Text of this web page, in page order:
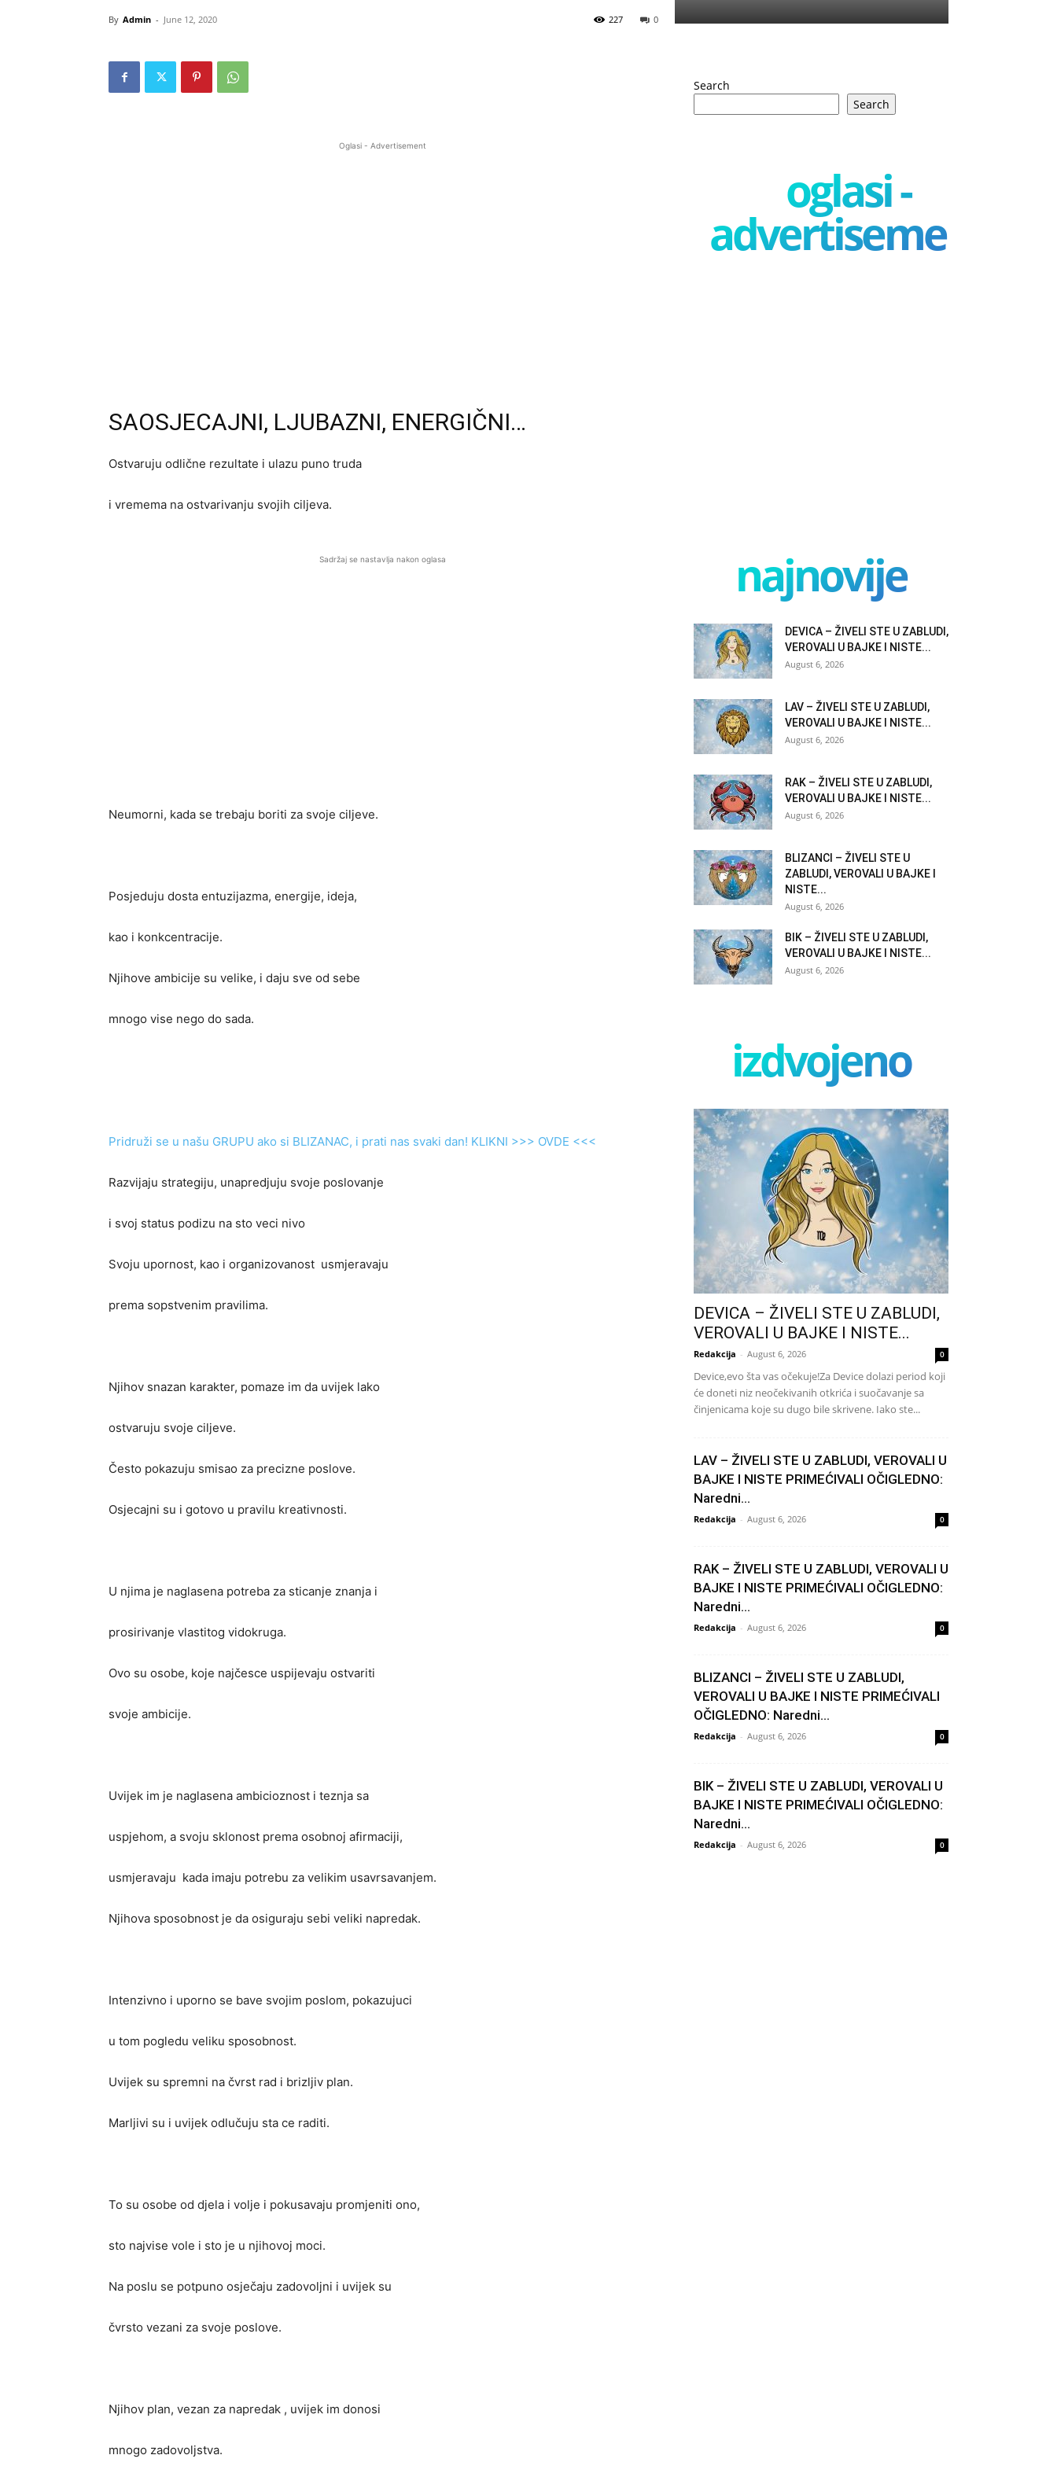
By Admin - June 12, 2020 0
227
Oglasi - Advertisement
SAOSJECAJNI, LJUBAZNI, ENERGIČNI…
Ostvaruju odlične rezultate i ulazu puno truda
i vremema na ostvarivanju svojih ciljeva.
Sadržaj se nastavlja nakon oglasa
Neumorni, kada se trebaju boriti za svoje ciljeve.
Posjeduju dosta entuzijazma, energije, ideja,
kao i konkcentracije.
Njihove ambicije su velike, i daju sve od sebe
mnogo vise nego do sada.
Pridruži se u našu GRUPU ako si BLIZANAC, i prati nas svaki dan! KLIKNI >>> OVDE <<<
Razvijaju strategiju, unapredjuju svoje poslovanje
i svoj status podizu na sto veci nivo
Svoju upornost, kao i organizovanost usmjeravaju
prema sopstvenim pravilima.
Njihov snazan karakter, pomaze im da uvijek lako
ostvaruju svoje ciljeve.
Često pokazuju smisao za precizne poslove.
Osjecajni su i gotovo u pravilu kreativnosti.
U njima je naglasena potreba za sticanje znanja i
prosirivanje vlastitog vidokruga.
Ovo su osobe, koje najčesce uspijevaju ostvariti
svoje ambicije.
Uvijek im je naglasena ambicioznost i teznja sa
uspjehom, a svoju sklonost prema osobnoj afirmaciji,
usmjeravaju kada imaju potrebu za velikim usavrsavanjem.
Njihova sposobnost je da osiguraju sebi veliki napredak.
Intenzivno i uporno se bave svojim poslom, pokazujuci
u tom pogledu veliku sposobnost.
Uvijek su spremni na čvrst rad i brizljiv plan.
Marljivi su i uvijek odlučuju sta ce raditi.
To su osobe od djela i volje i pokusavaju promjeniti ono,
sto najvise vole i sto je u njihovoj moci.
Na poslu se potpuno osječaju zadovoljni i uvijek su
čvrsto vezani za svoje poslove.
Njihov plan, vezan za napredak , uvijek im donosi
mnogo zadovoljstva.
Search
Search
oglasi -
advertisement
najnovije
DEVICA – ŽIVELI STE U ZABLUDI,
VEROVALI U BAJKE I NISTE...
August 6, 2026
LAV – ŽIVELI STE U ZABLUDI,
VEROVALI U BAJKE I NISTE...
August 6, 2026
RAK – ŽIVELI STE U ZABLUDI,
VEROVALI U BAJKE I NISTE...
August 6, 2026
BLIZANCI – ŽIVELI STE U
ZABLUDI, VEROVALI U BAJKE I
NISTE...
August 6, 2026
BIK – ŽIVELI STE U ZABLUDI,
VEROVALI U BAJKE I NISTE...
August 6, 2026
izdvojeno
DEVICA – ŽIVELI STE U ZABLUDI,
VEROVALI U BAJKE I NISTE...
Redakcija - August 6, 2026 0
Device,evo šta vas očekuje!Za Device dolazi period koji
će doneti niz neočekivanih otkrića i suočavanje sa
činjenicama koje su dugo bile skrivene. Iako ste...
LAV – ŽIVELI STE U ZABLUDI, VEROVALI U
BAJKE I NISTE PRIMEĆIVALI OČIGLEDNO:
Naredni...
Redakcija - August 6, 2026 0
RAK – ŽIVELI STE U ZABLUDI, VEROVALI U
BAJKE I NISTE PRIMEĆIVALI OČIGLEDNO:
Naredni...
Redakcija - August 6, 2026 0
BLIZANCI – ŽIVELI STE U ZABLUDI,
VEROVALI U BAJKE I NISTE PRIMEĆIVALI
OČIGLEDNO: Naredni...
Redakcija - August 6, 2026 0
BIK – ŽIVELI STE U ZABLUDI, VEROVALI U
BAJKE I NISTE PRIMEĆIVALI OČIGLEDNO:
Naredni...
Redakcija - August 6, 2026 0